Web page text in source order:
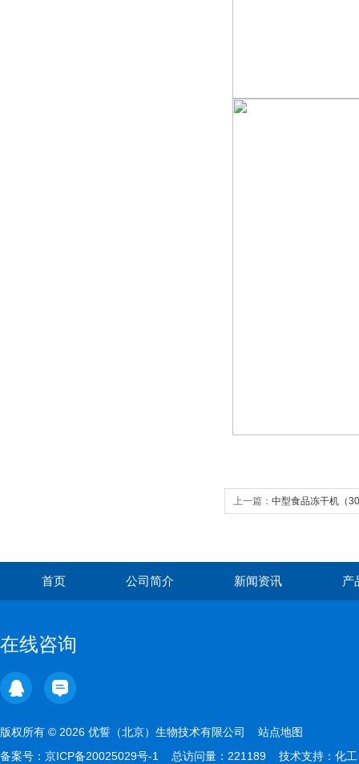
上一篇： 中型食品冻干机（
首页 公司简介 新闻资讯 产
在线咨询
版权所有 © 2026 优誓（北京）生物技术有限公司 站点地图
备案号： 京ICP备20025029号-1 总访问量：221189 技术支持： 化工